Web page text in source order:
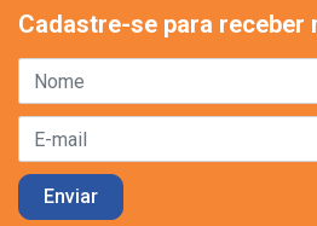
Cadastre-se para receber